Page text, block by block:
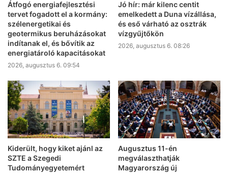
Átfogó energiafejlesztési
tervet fogadott el a kormány:
szélenergetikai és
geotermikus beruházásokat
indítanak el, és bővítik az
energiatároló kapacitásokat
2026, augusztus 6. 09:54
Jó hír: már kilenc centit
emelkedett a Duna vízállása,
és eső várható az osztrák
vízgyűjtőkön
2026, augusztus 6. 08:26
Kiderült, hogy kiket ajánl az
SZTE a Szegedi
Tudományegyetemért
Augusztus 11-én
megválaszthatják
Magyarország új